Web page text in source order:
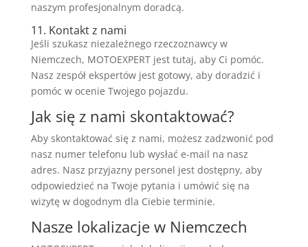
naszym profesjonalnym doradcą.
11. Kontakt z nami
Jeśli szukasz niezależnego rzeczoznawcy w
Niemczech, MOTOEXPERT jest tutaj, aby Ci pomóc.
Nasz zespół ekspertów jest gotowy, aby doradzić i
pomóc w ocenie Twojego pojazdu.
Jak się z nami skontaktować?
Aby skontaktować się z nami, możesz zadzwonić pod
nasz numer telefonu lub wysłać e-mail na nasz
adres. Nasz przyjazny personel jest dostępny, aby
odpowiedzieć na Twoje pytania i umówić się na
wizytę w dogodnym dla Ciebie terminie.
Nasze lokalizacje w Niemczech